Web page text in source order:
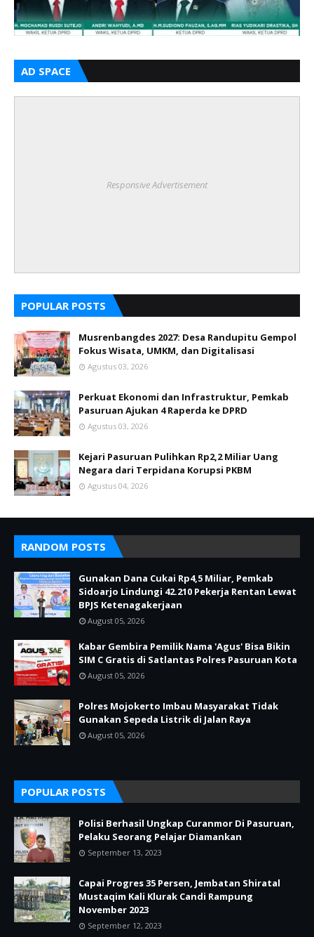
AD SPACE
Responsive Advertisement
POPULAR POSTS
Musrenbangdes 2027: Desa Randupitu Gempol
Fokus Wisata, UMKM, dan Digitalisasi
Agustus 03, 2026
Perkuat Ekonomi dan Infrastruktur, Pemkab
Pasuruan Ajukan 4 Raperda ke DPRD
Agustus 03, 2026
Kejari Pasuruan Pulihkan Rp2,2 Miliar Uang
Negara dari Terpidana Korupsi PKBM
Agustus 04, 2026
RANDOM POSTS
Gunakan Dana Cukai Rp4,5 Miliar, Pemkab
Sidoarjo Lindungi 42.210 Pekerja Rentan Lewat
BPJS Ketenagakerjaan
August 05, 2026
Kabar Gembira Pemilik Nama 'Agus' Bisa Bikin
SIM C Gratis di Satlantas Polres Pasuruan Kota
August 05, 2026
Polres Mojokerto Imbau Masyarakat Tidak
Gunakan Sepeda Listrik di Jalan Raya
August 05, 2026
POPULAR POSTS
Polisi Berhasil Ungkap Curanmor Di Pasuruan,
Pelaku Seorang Pelajar Diamankan
September 13, 2023
Capai Progres 35 Persen, Jembatan Shiratal
Mustaqim Kali Klurak Candi Rampung
November 2023
September 12, 2023